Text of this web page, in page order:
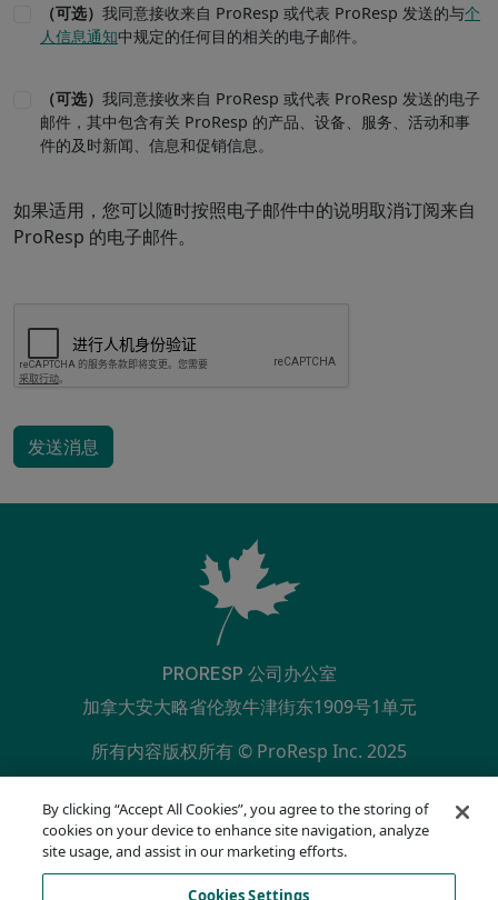
（可选） 我同意接收来自 ProResp 或代表 ProResp 发送的与个
人信息通知中规定的任何目的相关的电子邮件。
（可选） 我同意接收来自 ProResp 或代表 ProResp 发送的电子
邮件，其中包含有关 ProResp 的产品、设备、服务、活动和事
件的及时新闻、信息和促销信息。
如果适用，您可以随时按照电子邮件中的说明取消订阅来自
ProResp 的电子邮件。
发送消息
PRORESP 公司办公室
加拿大安大略省伦敦牛津街东1909号1单元
所有内容版权所有 © ProResp Inc. 2025
SECONDARY MENU
隐私政策
合规热线
使用条款
By clicking “Accept All Cookies”, you agree to the storing of
cookies on your device to enhance site navigation, analyze
site usage, and assist in our marketing efforts.
Cookies Settings